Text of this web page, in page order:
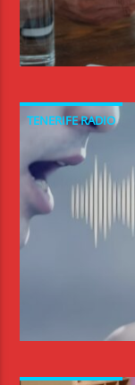
TENERIFE RADIO